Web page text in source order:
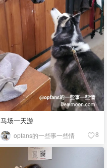
马场一天游
opfans的一些事一些情 8